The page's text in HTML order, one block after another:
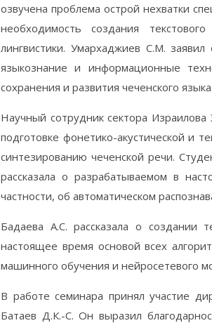
озвучена проблема острой нехватки
необходимость создания
лингвистики. Умархаджиев С.М.
языкознание и информационные
сохранения и развития чеченского языка.
Научный сотрудник сектора Израилова
подготовке фонетико-акустической и
синтезированию чеченской речи.
рассказала о разрабатываемом в
частности, об автоматическом
Бадаева А.С. рассказала о создании
настоящее время основой всех
машинного обучения и нейросетевого
В работе семинара принял участие
Батаев Д.К.-С. Он выразил